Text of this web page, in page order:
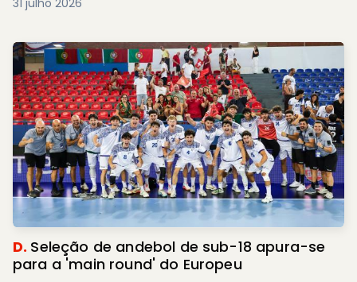
31 julho 2026
D. Seleção de andebol de sub-18 apura-se
para a 'main round' do Europeu